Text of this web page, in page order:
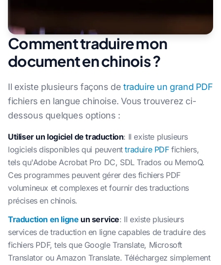
Comment traduire mon
document en chinois ?
Il existe plusieurs façons detraduire un grand PDF
fichiers en langue chinoise. Vous trouverez ci-
dessous quelques options :
Utiliser un logiciel de traduction: Il existe plusieurs
logiciels disponibles qui peuventtraduire PDFfichiers,
tels qu'Adobe Acrobat Pro DC, SDL Trados ou MemoQ.
Ces programmes peuvent gérer des fichiers PDF
volumineux et complexes et fournir des traductions
précises en chinois.
Traduction en ligne un service: Il existe plusieurs
services de traduction en ligne capables de traduire des
fichiers PDF, tels que Google Translate, Microsoft
Translator ou Amazon Translate. Téléchargez simplement